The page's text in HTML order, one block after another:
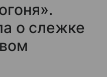
о слежке